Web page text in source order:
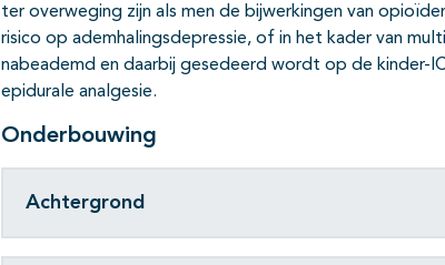
ter overweging zijn als men de bijwerkingen van
risico op ademhalingsdepressie, of in het kader van
nabeademd en daarbij gesedeerd wordt op de kinder-
epidurale analgesie.
Onderbouwing
Achtergrond